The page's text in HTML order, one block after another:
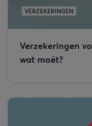
VERZEKERINGEN
Verzekeringen
wat moét?